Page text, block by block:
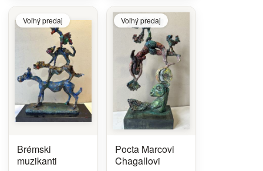
Voľný predaj
Brémski
muzikanti
Voľný predaj
Pocta Marcovi
Chagallovi